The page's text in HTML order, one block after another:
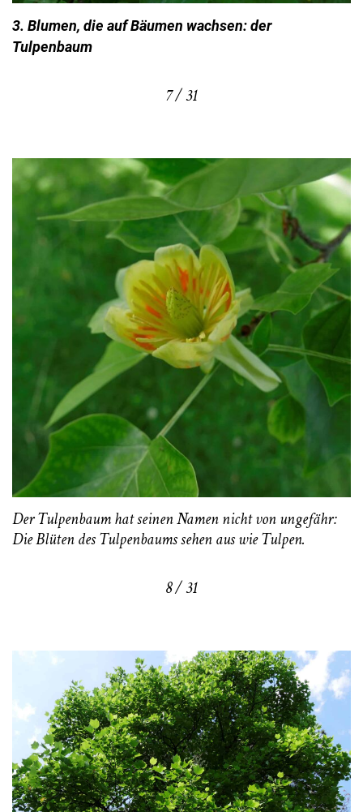
3. Blumen, die auf Bäumen wachsen: der
Tulpenbaum
7 / 31
Der Tulpenbaum hat seinen Namen nicht von ungefähr:
Die Blüten des Tulpenbaums sehen aus wie Tulpen.
8 / 31